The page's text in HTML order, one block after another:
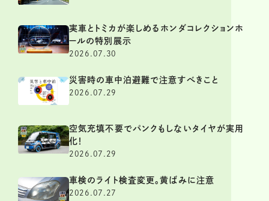
実車とトミカが楽しめるホンダコレクションホ
ールの特別展示
2026.07.30
災害時の車中泊避難で注意すべきこと
2026.07.29
空気充填不要でパンクもしないタイヤが実用
化！
2026.07.29
車検のライト検査変更。黄ばみに注意
2026.07.27